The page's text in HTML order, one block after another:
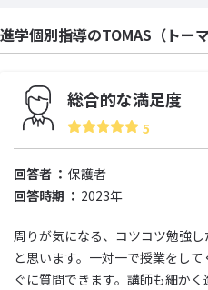
進学個別指導のTOMAS（トー
総合的な満足度
5
回答者
保護者
回答時期
2023年
周りが気になる、コツコツ勉強
と思います。一対一で授業をし
ぐに質問できます。講師も細か